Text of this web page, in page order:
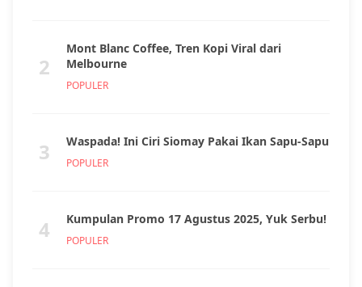
2
Mont Blanc Coffee, Tren Kopi Viral dari
Melbourne
POPULER
3 Waspada! Ini Ciri Siomay Pakai Ikan Sapu-Sapu
POPULER
4 Kumpulan Promo 17 Agustus 2025, Yuk Serbu!
POPULER